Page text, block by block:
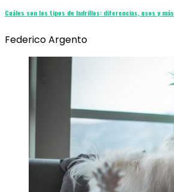
Cuáles son los tipos de ladrillos: diferencias, usos y más
Federico Argento